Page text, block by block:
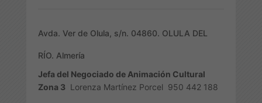
Avda. Ver de Olula, s/n. 04860. OLULA DEL
RÍO. Almería
Jefa del Negociado de Animación Cultural
Zona 3 Lorenza Martínez Porcel 950 442 188